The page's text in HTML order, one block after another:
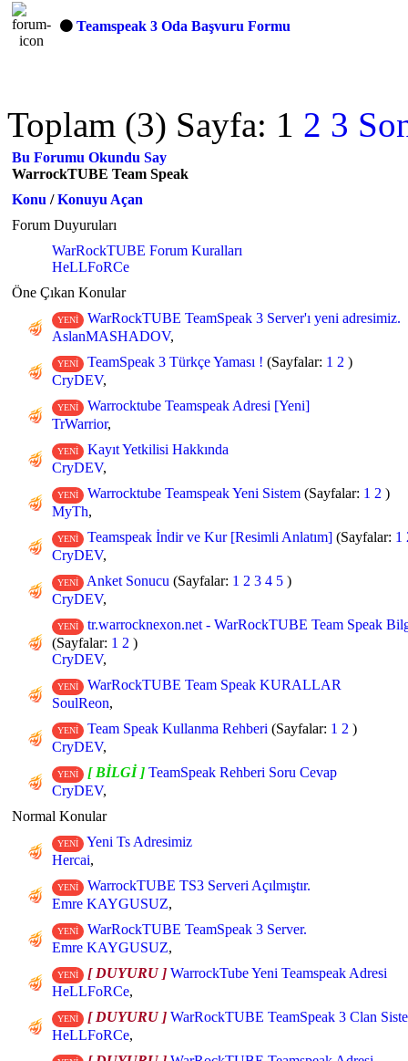
Teamspeak 3 Oda Başvuru Formu
Toplam (3) Sayfa: 1 2 3
Bu Forumu Okundu Say
WarrockTUBE Team Speak
Konu /Konuyu Açan
Forum Duyuruları
WarRockTUBE Forum Kuralları
HeLLFoRCe
Öne Çıkan Konular
YENİ
WarRockTUBE TeamSpeak 3 Server'ı yeni adresimiz.
AslanMASHADOV,
YENİ TeamSpeak 3 Türkçe Yaması ! (Sayfalar: 1 2 )
CryDEV,
YENİ
Warrocktube Teamspeak Adresi [Yeni]
TrWarrior,
YENİ
Kayıt Yetkilisi Hakkında
CryDEV,
YENİ Warrocktube Teamspeak Yeni Sistem (Sayfalar: 1 2 )
MyTh,
YENİ Teamspeak İndir ve Kur [Resimli Anlatım] (Sayfalar: 1
CryDEV,
YENİ Anket Sonucu (Sayfalar: 1 2 3 4 5 )
CryDEV,
YENİ
tr.warrocknexon.net - WarRockTUBE Team Speak
(Sayfalar: 1 2 )
CryDEV,
YENİ
WarRockTUBE Team Speak KURALLAR
SoulReon,
YENİ Team Speak Kullanma Rehberi (Sayfalar: 1 2 )
CryDEV,
YENİ [ BİLGİ ] TeamSpeak Rehberi Soru Cevap
CryDEV,
Normal Konular
YENİ
Yeni Ts Adresimiz
Hercai,
YENİ
WarrockTUBE TS3 Serveri Açılmıştır.
Emre KAYGUSUZ,
YENİ
WarRockTUBE TeamSpeak 3 Server.
Emre KAYGUSUZ,
YENİ [ DUYURU ] WarrockTube Yeni Teamspeak Adresi
HeLLFoRCe,
YENİ [ DUYURU ] WarRockTUBE TeamSpeak 3 Clan
HeLLFoRCe,